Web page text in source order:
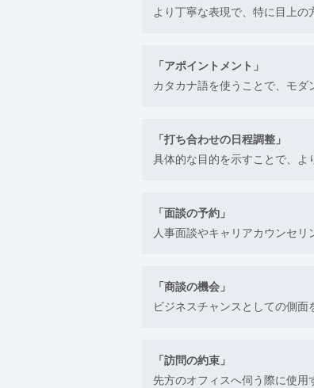
より丁寧な表現で、特に目上の
「アポイントメント」
カタカナ語を使うことで、モダ
「打ち合わせの日程調整」
具体的な目的を示すことで、よ
「面談の予約」
人事面談やキャリアカウンセリ
「商談の機会」
ビジネスチャンスとしての側面
「訪問の約束」
先方のオフィスへ伺う際に使用